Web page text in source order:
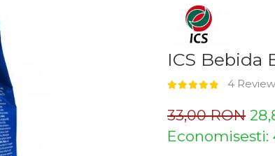
ICS Bebida
4
33,00 RON
Economisesti: